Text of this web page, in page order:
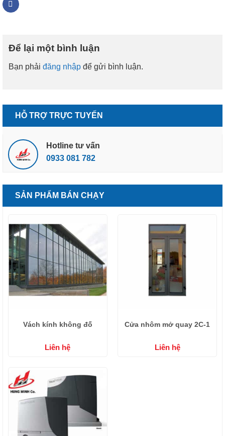
HỖ TRỢ TRỰC TUYẾN
Hotline tư vấn
0933 081 782
SẢN PHẨM BÁN CHẠY
Vách kính không đố
Liên hệ
Cửa nhôm mở quay 2C-1
Liên hệ
Để lại một bình luận
Bạn phải đăng nhập để gửi bình luận.